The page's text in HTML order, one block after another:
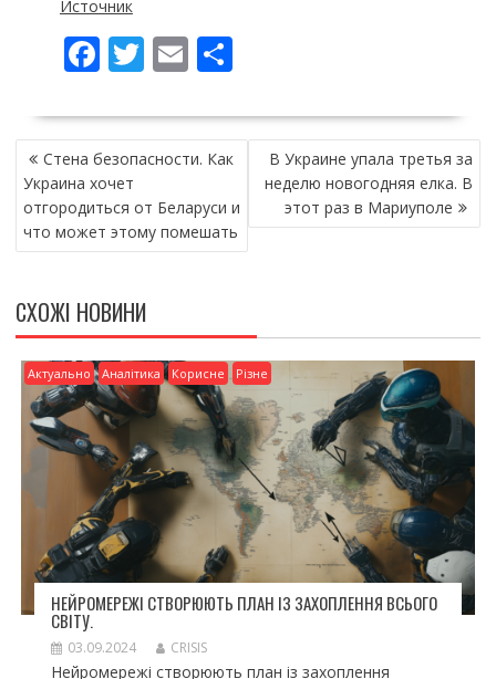
Источник
F
e
b
o
o
k
T
itt
er
E
ai
l
П
ді
л
и
т
и
НАВІГАЦІЯ
ЗАПИСІВ
Стена безопасности. Как
Украина хочет
отгородиться от Беларуси и
что может этому помешать
В Украине упала третья за
неделю новогодняя елка. В
этот раз в Мариуполе
СХОЖІ НОВИНИ
Актуально Аналітика Корисне Різне
НЕЙРОМЕРЕЖІ СТВОРЮЮТЬ ПЛАН ІЗ ЗАХОПЛЕННЯ ВСЬОГО
СВІТУ.
03.09.2024 CRISIS
Нейромережі створюють план із захоплення